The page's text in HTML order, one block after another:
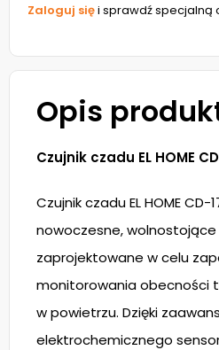
Zaloguj sięi sprawdź specjalną
Opis
Czujnik czadu EL HOME
Czujnik czadu EL HOME CD-
nowoczesne,
zaprojektowane w celu
monitorowania obecności
w powietrzu. Dzięki
elektrochemicznego